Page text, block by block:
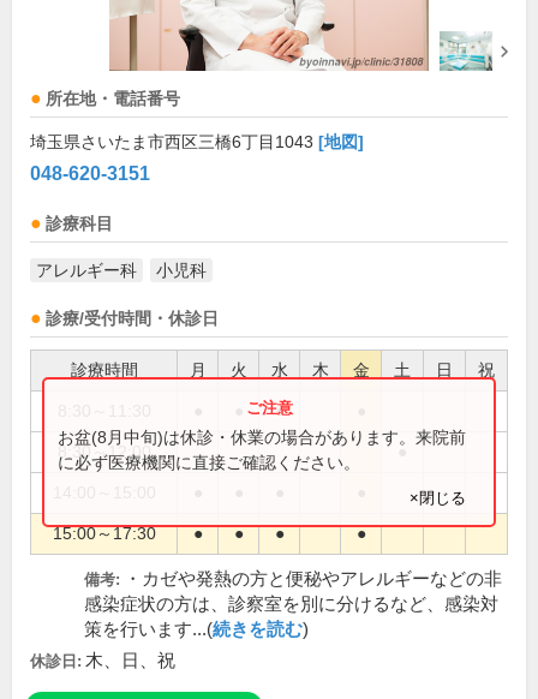
所在地・電話番号
埼玉県さいたま市西区三橋6丁目1043 [地図]
048-620-3151
診療科目
アレルギー科 小児科
診療/受付時間・休診日
診療時間 月 火 水 木 金 土 日 祝
●
8:30～12:00 ●
15:00～17:30 ● ● ● ●
お盆(8月中旬)は休診・休業の場合があります。来院前
に必ず医療機関に直接ご確認ください。
×閉じる
備考:
・カゼや発熱の方と便秘やアレルギーなどの非
感染症状の方は、診察室を別に分けるなど、感染対
策を行います...(続きを読む)
休診日: 木、日、祝